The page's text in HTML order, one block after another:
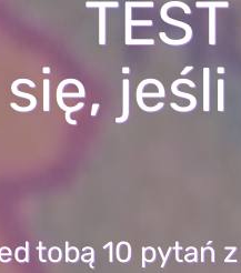
tobą 10 pytań